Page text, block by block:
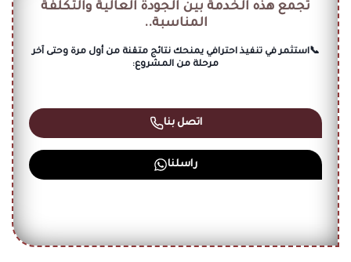
تجمع هذه الخدمة بين الجودة العالية والتكلفة
المناسبة..
📞استثمر في تنفيذ احترافي يمنحك نتائج متقنة من أول مرة وحتى آخر
مرحلة من المشروع:
اتصل بنا
راسلنا